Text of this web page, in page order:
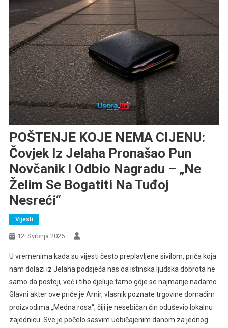
POŠTENJE KOJE NEMA CIJENU:
Čovjek Iz Jelaha Pronašao Pun
Novčanik I Odbio Nagradu – „Ne
Želim Se Bogatiti Na Tuđoj
Nesreći“
Vijesti
12. Svibnja 2026.
U vremenima kada su vijesti često preplavljene sivilom, priča koja
nam dolazi iz Jelaha podsjeća nas da istinska ljudska dobrota ne
samo da postoji, već i tiho djeluje tamo gdje se najmanje nadamo.
Glavni akter ove priče je Amir, vlasnik poznate trgovine domaćim
proizvodima „Medna rosa“, čiji je nesebičan čin oduševio lokalnu
zajednicu. Sve je počelo sasvim uobičajenim danom za jednog